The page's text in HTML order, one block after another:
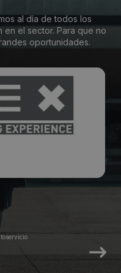
al día de todos los
el sector. Para que no
oportunidades.